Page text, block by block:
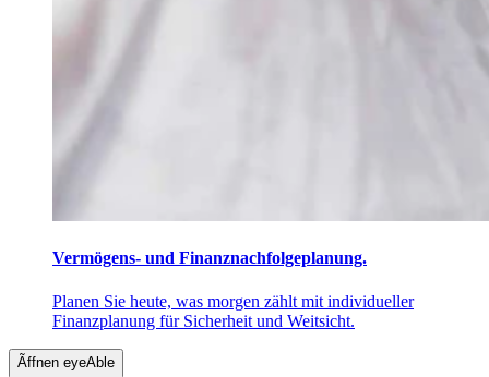
Vermögens- und Finanznachfolgeplanung.
Planen Sie heute, was morgen zählt mit individueller
Finanzplanung für Sicherheit und Weitsicht.
Ãffnen eyeAble